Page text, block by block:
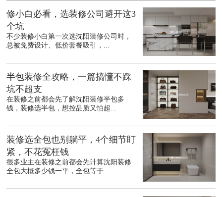
修小白必看，选装修公司避开这3
个坑
不少装修小白第一次选沈阳装修公司时，
总被免费设计、低价套餐吸引，...
半包装修全攻略，一篇搞懂不踩
坑不超支
在装修之前都会先了解沈阳装修半包多
钱，装修选半包，想控品质又怕超...
装修选全包也别躺平，4个细节盯
紧，不花冤枉钱
很多业主在装修之前都会先计算沈阳装修
全包大概多少钱一平，全包等于...